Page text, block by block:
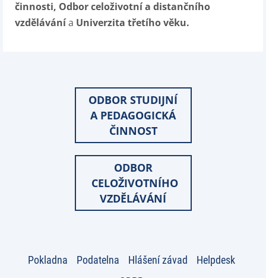
činnosti, Odbor celoživotní a distančního
vzdělávánía Univerzita třetího věku.
ODBOR STUDIJNÍ
A PEDAGOGICKÁ
ČINNOST
ODBOR
CELOŽIVOTNÍHO
VZDĚLÁVÁNÍ
Pokladna Podatelna Hlášení závad
Helpdesk